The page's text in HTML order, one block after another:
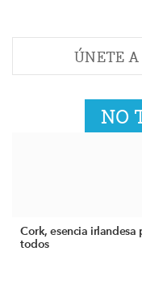
ÚNETE
NO
Cork, esencia irlandesa
todos